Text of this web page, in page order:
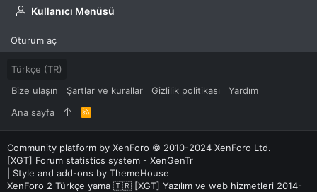
Kullanıcı Menüsü
Oturum aç
Türkçe (TR)
Bize ulaşın
Şartlar ve kurallar Gizlilik politikası
Yardım
Ana sayfa
R
S
S
Community platform by XenForo © 2010-2024 XenForo Ltd.
[XGT] Forum statistics system - XenGenTr
Style and add-ons by ThemeHouse
XenForo 2 Türkçe yama 🇹🇷 [XGT] Yazılım ve web hizmetleri 2014-